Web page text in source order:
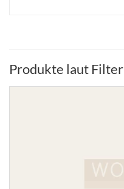
Produkte laut Filter